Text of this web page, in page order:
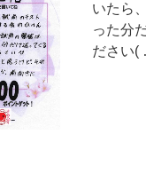
いたら
った分
ださい(